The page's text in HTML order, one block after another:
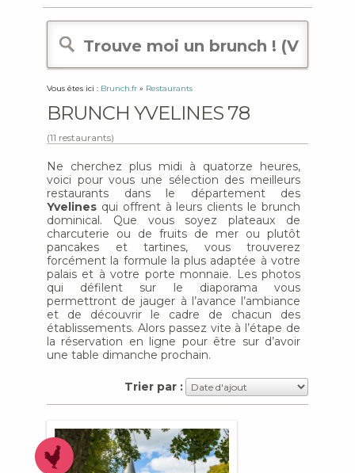
Vous êtes ici : Brunch.fr » Restaurants
BRUNCH YVELINES 78
(11 restaurants)
Ne cherchez plus midi à quatorze heures,
voici pour vous une sélection des meilleurs
restaurants dans le département des
Yvelines qui offrent à leurs clients le brunch
dominical. Que vous soyez plateaux de
charcuterie ou de fruits de mer ou plutôt
pancakes et tartines, vous trouverez
forcément la formule la plus adaptée à votre
palais et à votre porte monnaie. Les photos
qui défilent sur le diaporama vous
permettront de jauger à l’avance l’ambiance
et de découvrir le cadre de chacun des
établissements. Alors passez vite à l’étape de
la réservation en ligne pour être sur d’avoir
une table dimanche prochain.
Trier par :